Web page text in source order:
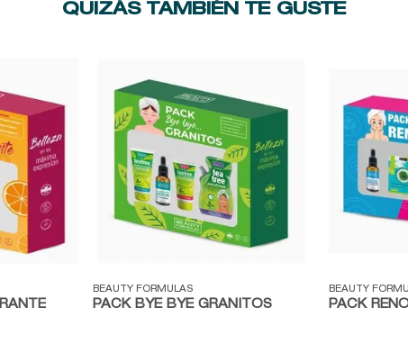
QUIZÁS TAMBIÉN TE GUSTE
Vista rápida
BEAUTY FORMULAS
PACK BYE BYE GRANITOS
Vista
BEAUTY
PACK